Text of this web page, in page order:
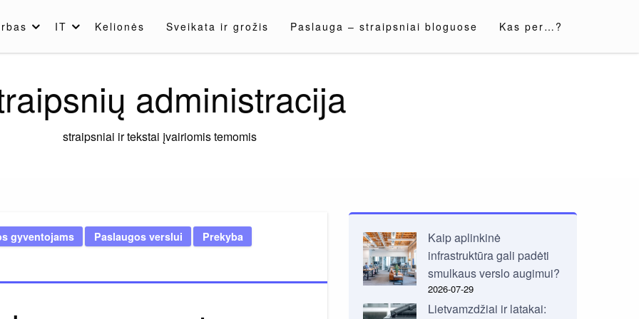
IT Kelionės Sveikata ir grožis Paslauga – straipsniai bloguose Kas per…?
administracija
straipsniai ir tekstai įvairiomis temomis
gyventojams Paslaugos verslui
Prekyba
Kaip aplinkinė
infrastruktūra gali padėti
smulkaus verslo augimui?
2026-07-29
Lietvamzdžiai ir latakai: